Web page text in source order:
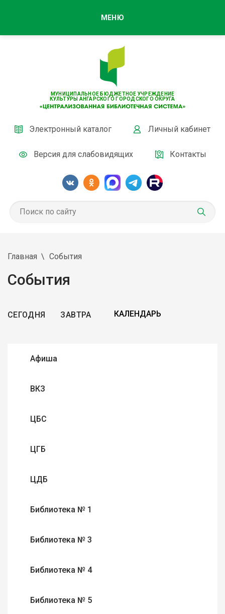
МУНИЦИПАЛЬНОЕ БЮДЖЕТНОЕ УЧРЕЖДЕНИЕ
КУЛЬТУРЫ АНГАРСКОГО ГОРОДСКОГО ОКРУГА
Электронный каталог Личный кабинет
Версия для слабовидящих Контакты
МЕНЮ
Главная События
События
СЕГОДНЯ ЗАВТРА
Афиша
ВКЗ
ЦБС
ЦГБ
ЦДБ
Библиотека № 1
Библиотека № 3
Библиотека № 4
Библиотека № 5